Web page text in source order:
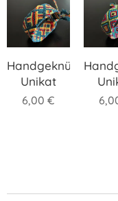
Handgeknüpftes
Unikat
6,00 €